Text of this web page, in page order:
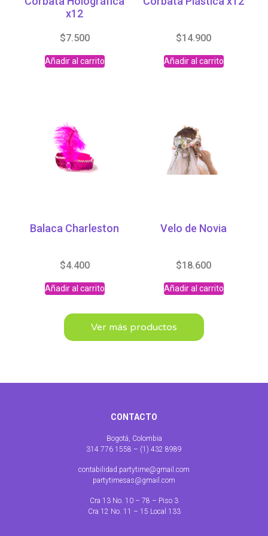
x12
$7.500
Añadir al carrito
$14.900
Añadir al carrito
Balaca Charleston
$4.400
Añadir al carrito
Velo de Novia
$18.600
Añadir al carrito
Ver más productos
CONTACTO
Bogotá, Colombia
314 776 1558 – (1) 432 8989
contabilidad.partytime@gmail.com
partytimesas@gmail.com
Cra 13 No. 10 – 78 – Piso 3
Cra 12 No. 11 – 15 Local 133